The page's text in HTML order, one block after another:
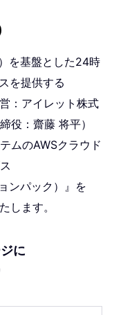
を基盤とした24時
を提供する
：アイレット株式
役：齋藤 将平）
ムのAWSクラウド
ンパック）』を
します。
に